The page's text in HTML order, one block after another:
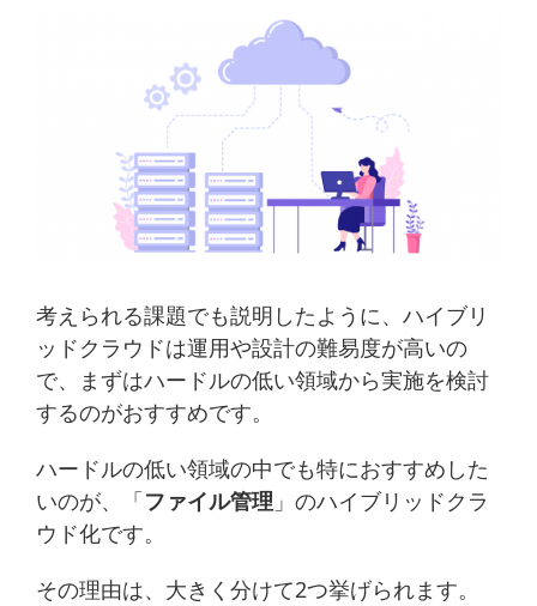
考えられる課題でも説明したように、ハイブリ
ッドクラウドは運用や設計の難易度が高いの
で、まずはハードルの低い領域から実施を検討
するのがおすすめです。
ハードルの低い領域の中でも特におすすめした
いのが、「ファイル管理 」のハイブリッドクラ
ウド化です。
その理由は、大きく分けて2つ挙げられます。